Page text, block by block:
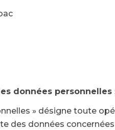
données personnelles
» désigne toute
des données